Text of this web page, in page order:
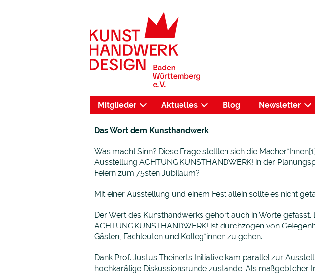
Mitglieder Aktuelles Blog Newsletter
Das Wort dem Kunsthandwerk
Was macht Sinn? Diese Frage stellten sich die
Ausstellung ACHTUNG:KUNSTHANDWERK! in der
Feiern zum 75sten Jubiläum?
Mit einer Ausstellung und einem Fest allein sollte es nicht
Der Wert des Kunsthandwerks gehört auch in Worte
ACHTUNG:KUNSTHANDWERK! ist durchzogen von
Gästen, Fachleuten und Kolleg*innen zu gehen.
Dank Prof. Justus Theinerts Initiative kam parallel zur
hochkarätige Diskussionsrunde zustande. Als maßgeblicher